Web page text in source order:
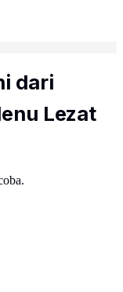
dari
Lezat